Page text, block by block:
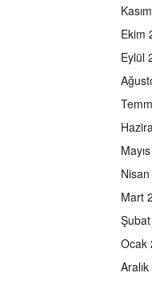
Ekim
Eylül
Mart
Ocak